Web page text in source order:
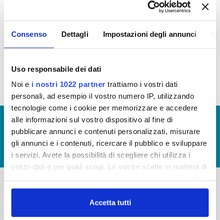
Consenso Dettagli Impostazioni degli annunci
Uso responsabile dei dati
Noi e i nostri 1022 partner trattiamo i vostri dati
personali, ad esempio il vostro numero IP, utilizzando
tecnologie come i cookie per memorizzare e accedere
alle informazioni sul vostro dispositivo al fine di
pubblicare annunci e contenuti personalizzati, misurare
gli annunci e i contenuti, ricercare il pubblico e sviluppare
i servizi. Avete la possibilità di scegliere chi utilizza i
vostri dati e per quali scopi. Le vostre scelte in materia di
in cui avete effettuato le vostre scelte. È possibile
modificare o revocare il proprio consenso in qualsiasi
momento dalla Dichiarazione sui cookie o facendo clic
Accetta tutti
In questa sezione puoi trovare il programma degli
interventi di Publiacqua 2016 - 2021 (visualizza
© Copyright 2017 - 2026
GLOSSARIO
GIUDICA IL SERVIZIO
LAVORA CON NOI
Publiacqua S.p.A
-
FAQ